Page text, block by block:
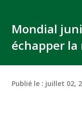
Mondial
échapper
Publié le : juillet 02,